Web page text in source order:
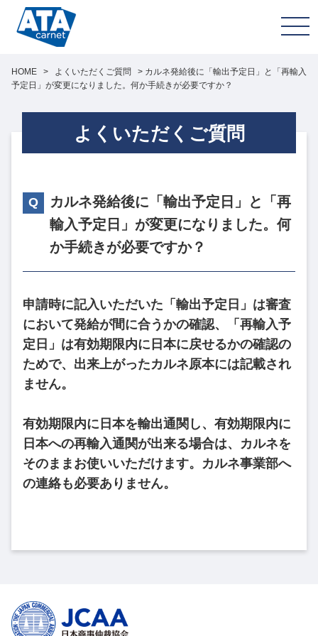
HOME > よくいただくご質問 > カルネ発給後に「輸出予定日」と「再輸入
予定日」が変更になりました。何か手続きが必要ですか？
よくいただくご質問
カルネ発給後に「輸出予定日」と「再
輸入予定日」が変更になりました。何
か手続きが必要ですか？
申請時に記入いただいた「輸出予定日」は審査
において発給が間に合うかの確認、「再輸入予
定日」は有効期限内に日本に戻せるかの確認の
ためで、出来上がったカルネ原本には記載され
ません。
有効期限内に日本を輸出通関し、有効期限内に
日本への再輸入通関が出来る場合は、カルネを
そのままお使いいただけます。カルネ事業部へ
の連絡も必要ありません。